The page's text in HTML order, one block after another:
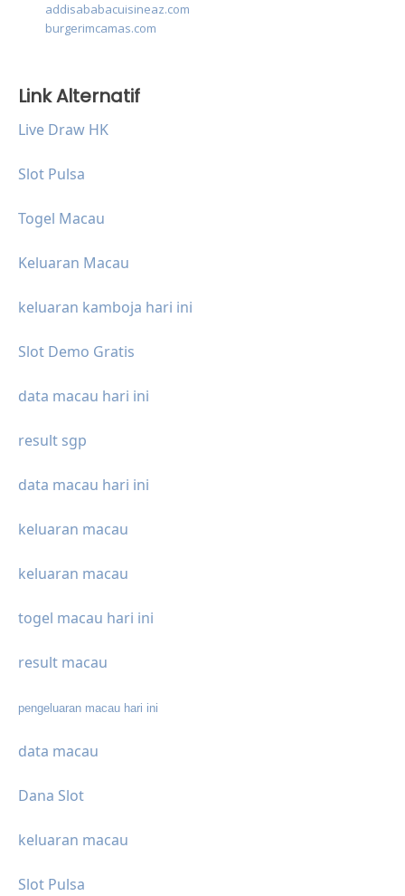
addisababacuisineaz.com
burgerimcamas.com
Link Alternatif
Live Draw HK
Slot Pulsa
Togel Macau
Keluaran Macau
keluaran kamboja hari ini
Slot Demo Gratis
data macau hari ini
result sgp
data macau hari ini
keluaran macau
keluaran macau
togel macau hari ini
result macau
pengeluaran macau hari ini
data macau
Dana Slot
keluaran macau
Slot Pulsa